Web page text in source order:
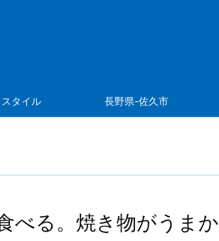
タイル 長野県-佐久市
べる。焼き物がうまか